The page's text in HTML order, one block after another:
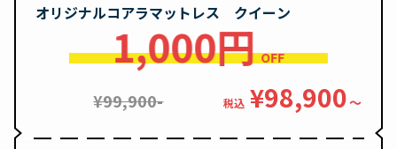
オリジナルコアラマットレス クイーン
1,000円 OFF
¥99,900- 税込 ¥98,900〜